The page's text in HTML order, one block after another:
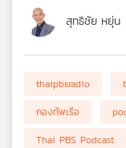
สุทธิชัย หยุ่น
thaipbsradio
กองทัพเรือ
Thai PBS Podcast